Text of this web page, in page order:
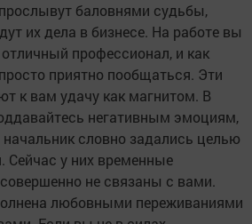
баловнями судьбы,
их дела в бизнесе. На работе вы
профессионал, и как
приятно пообщаться. Эти
к вам удачу как магнитом. В
негативным эмоциям,
словно задались целью
Сейчас у них временные
не связаны с вами.
любовными переживаниями